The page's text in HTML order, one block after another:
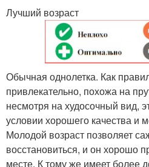
Лучший возраст
Обычная однолетка. Как
привлекательно, похожа на
несмотря на худосочный вид,
условии хорошего качества и
Молодой возраст позволяет
восстановиться, и он хорошо
месте. К тому же имеет более